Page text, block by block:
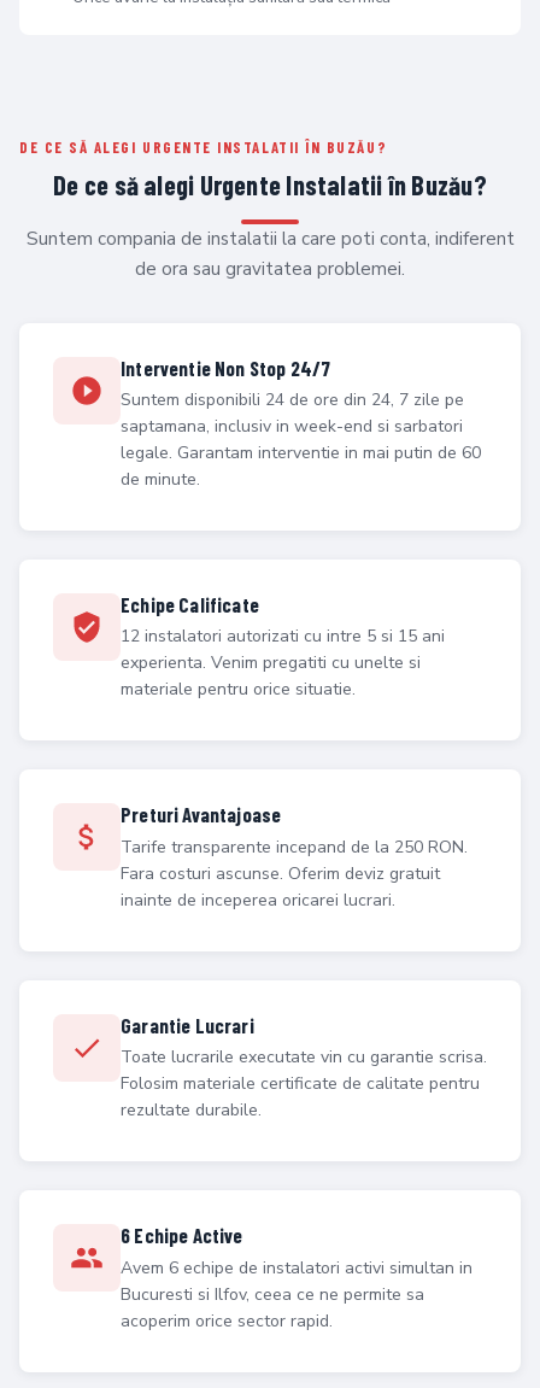
DE CE SĂ ALEGI URGENTE INSTALATII ÎN BUZĂU?
De ce să alegi Urgente Instalatii în Buzău?
Suntem compania de instalatii la care poti conta, indiferent
de ora sau gravitatea problemei.
Interventie Non Stop 24/7
Suntem disponibili 24 de ore din 24, 7 zile pe
saptamana, inclusiv in week-end si sarbatori
legale. Garantam interventie in mai putin de 60
de minute.
Echipe Calificate
12 instalatori autorizati cu intre 5 si 15 ani
experienta. Venim pregatiti cu unelte si
materiale pentru orice situatie.
Preturi Avantajoase
Tarife transparente incepand de la 250 RON.
Fara costuri ascunse. Oferim deviz gratuit
inainte de inceperea oricarei lucrari.
Garantie Lucrari
Toate lucrarile executate vin cu garantie scrisa.
Folosim materiale certificate de calitate pentru
rezultate durabile.
6 Echipe Active
Avem 6 echipe de instalatori activi simultan in
Bucuresti si Ilfov, ceea ce ne permite sa
acoperim orice sector rapid.